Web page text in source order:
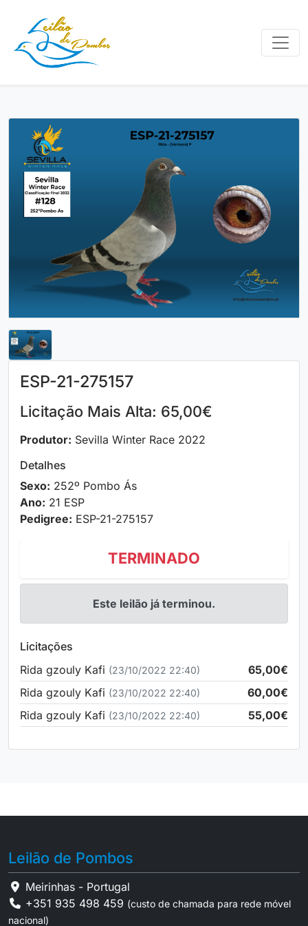
ESP-21-275157
Licitação Mais Alta: 65,00€
Produtor: Sevilla Winter Race 2022
Detalhes
Sexo: 252º Pombo Ás
Ano: 21 ESP
Pedigree: ESP-21-275157
TERMINADO
Este leilão já terminou.
Licitações
Rida gzouly Kafi (23/10/2022 22:40)
65,00€
Rida gzouly Kafi (23/10/2022 22:40)
60,00€
Rida gzouly Kafi (23/10/2022 22:40) 55,00€
Leilão de Pombos
Meirinhas - Portugal
+351 935 498 459 (custo de chamada para rede móvel
nacional)